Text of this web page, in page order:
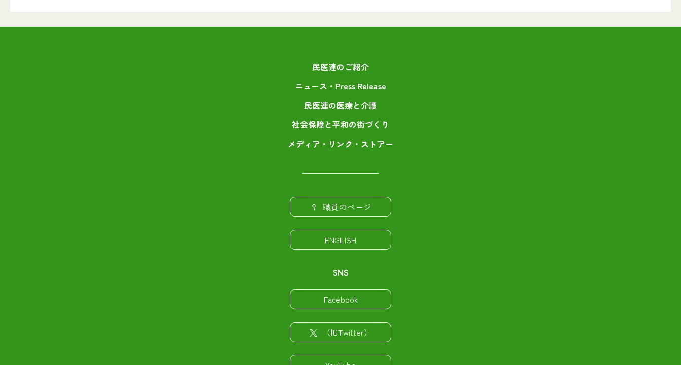
民医連のご紹介
ニュース・Press Release
民医連の医療と介護
社会保障と平和の街づくり
メディア・リンク・ストアー
職員のページ
ENGLISH
SNS
Facebook
（旧Twitter）